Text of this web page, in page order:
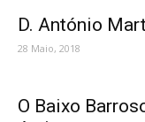
D. António
28 Maio, 2018
O Baixo